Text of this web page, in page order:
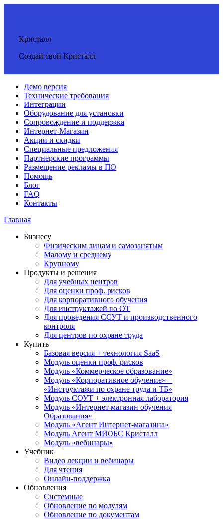
Кристалл
Создай свой Кристалл
Демо версия
Технические требования
Интеграции
Оборудование для установки
Сопровождение и поддержка
Интернет-Магазин
Акции и скидки
Специальные предложения
Партнерские программы
Размещение рекламы в ПО
Помощь
Блог
FAQ
Контакты
Главная
Бизнесу
Физическим лицам и самозанятым
Малому и среднему
Крупному
Продукты и решения
Для учебных центров
Для оценки проф. рисков
Для корпоративного обучения
Для инструктажей по ОТ
Для проведения СОУТ и производственного
контроля
Для центров по охране труда
Купить
Базовая версия + технология SaaS
Модуль оценки проф. рисков
Модуль «Коммерческое образование»
Модуль «Корпоративное обучение» +
«Инструктажи по охране труда и ТБ»
Модуль СОУТ + электронная лаборатория
Модуль «Интернет-магазин обучения
Образования»
Модуль «Агент Интернет-магазина»
Модуль Агент МИОБС Кристалл
Модуль «вебинары»
Учебник
Видео лекции и вебинары
Для чтения
Онлайн-поддержка
Обновления
Системные
Обновление по модулям
Обновление по документам